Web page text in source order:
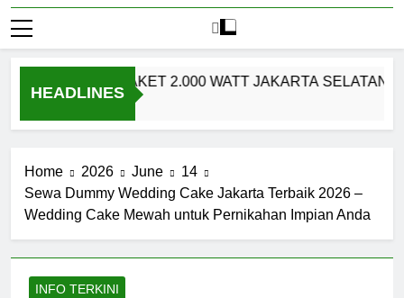
HEADLINES
SYSTEM PAKET 2.000 WATT JAKARTA SELATAN –
Home 2026 June
14
Sewa Dummy Wedding Cake Jakarta Terbaik 2026 –
Wedding Cake Mewah untuk Pernikahan Impian Anda
INFO TERKINI